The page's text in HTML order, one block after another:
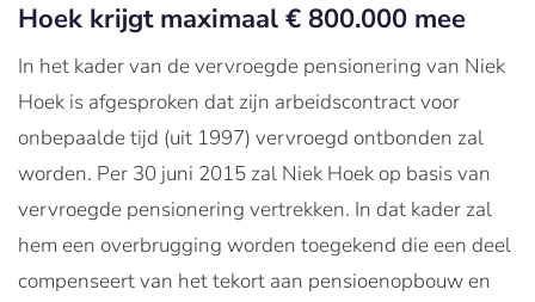
Hoek krijgt maximaal € 800.000 mee
In het kader van de vervroegde pensionering van Niek
Hoek is afgesproken dat zijn arbeidscontract voor
onbepaalde tijd (uit 1997) vervroegd ontbonden zal
worden. Per 30 juni 2015 zal Niek Hoek op basis van
vervroegde pensionering vertrekken. In dat kader zal
hem een overbrugging worden toegekend die een deel
compenseert van het tekort aan pensioenopbouw en